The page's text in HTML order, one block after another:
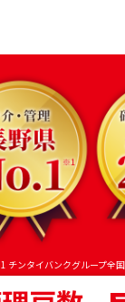
チンタイバンクグループ全